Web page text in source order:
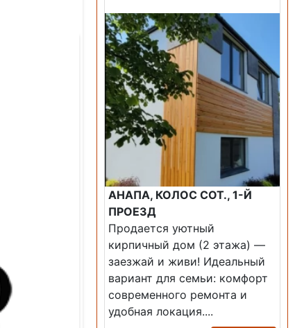
АНАПА, КОЛОС СОТ., 1-Й
ПРОЕЗД
Продается уютный
кирпичный дом (2 этажа) —
заезжай и живи! ​Идеальный
вариант для семьи: комфорт
современного ремонта и
удобная локация....